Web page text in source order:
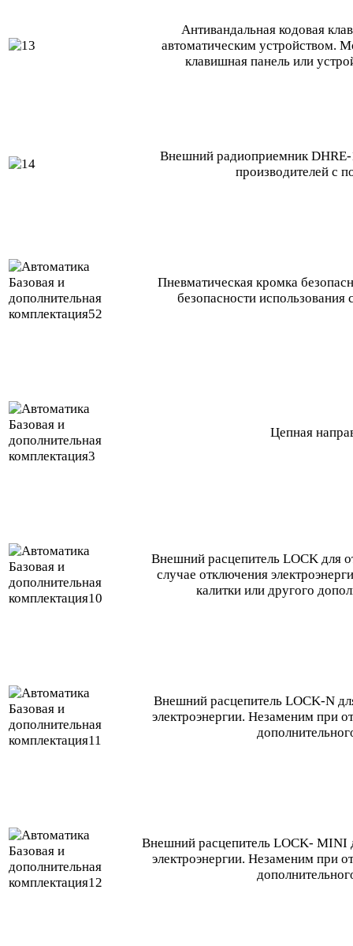
Антивандальная кодовая
автоматическим устройством.
клавишная панель или
Внешний радиоприемник DHRE-
производителей с
Пневматическая кромка
безопасности
Цепная
Внешний расцепитель LOCK для
случае отключения
калитки или другого
Внешний расцепитель LOCK-N
электроэнергии. Незаменим при
Внешний расцепитель LOCK- MINI
электроэнергии. Незаменим при